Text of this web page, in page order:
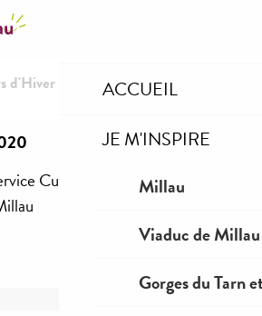
ACCUEIL
JE M'INSPIRE
Millau
Viaduc de Millau
Gorges du Tarn
d'Hiver 2020
Culture, 17 avenue de la
favoris